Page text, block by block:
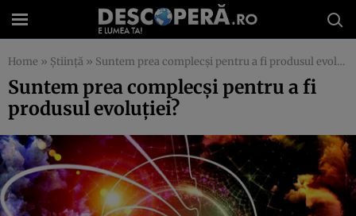
Home » Știință » Suntem prea complecşi pentru a fi produsul evoluţiei?
Suntem prea complecşi pentru a fi
produsul evoluţiei?